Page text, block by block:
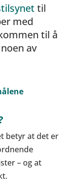
til
med
til å
av
betyr at det er
– og at